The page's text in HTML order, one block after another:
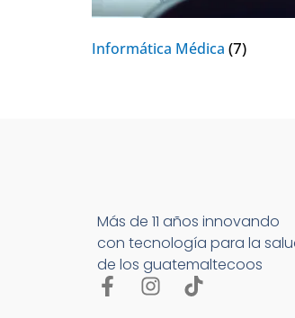
Informática Médica (7)
Más de 11 años innovando
con tecnología para la
de los guatemaltecoos